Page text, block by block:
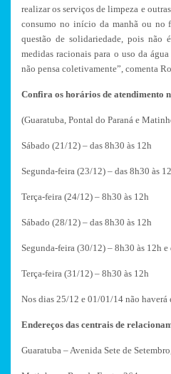
realizar os serviços de limpeza e
consumo no início da manhã ou no
questão de solidariedade, pois
medidas racionais para o uso da
não pensa coletivamente”, comenta
Confira os horários de atendimento
(Guaratuba, Pontal do Paraná e
Sábado (21/12) – das 8h30 às 12h
Segunda-feira (23/12) – das 8h30 às
Terça-feira (24/12) – 8h30 às 12h
Sábado (28/12) – das 8h30 às 12h
Segunda-feira (30/12) – 8h30 às 12h e
Terça-feira (31/12) – 8h30 às 12h
Nos dias 25/12 e 01/01/14 não haverá
Endereços das centrais de
Guaratuba – Avenida Sete de